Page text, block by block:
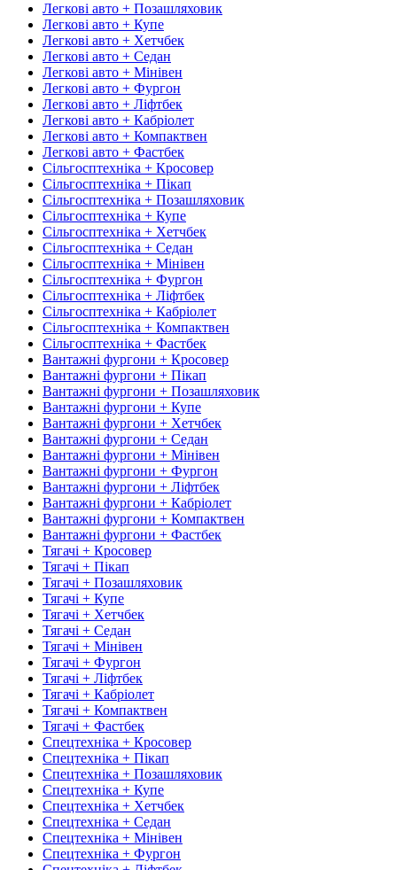
Легкові авто + Позашляховик
Легкові авто + Купе
Легкові авто + Хетчбек
Легкові авто + Седан
Легкові авто + Мінівен
Легкові авто + Фургон
Легкові авто + Ліфтбек
Легкові авто + Кабріолет
Легкові авто + Компактвен
Легкові авто + Фастбек
Сільгосптехніка + Кросовер
Сільгосптехніка + Пікап
Сільгосптехніка + Позашляховик
Сільгосптехніка + Купе
Сільгосптехніка + Хетчбек
Сільгосптехніка + Седан
Сільгосптехніка + Мінівен
Сільгосптехніка + Фургон
Сільгосптехніка + Ліфтбек
Сільгосптехніка + Кабріолет
Сільгосптехніка + Компактвен
Сільгосптехніка + Фастбек
Вантажні фургони + Кросовер
Вантажні фургони + Пікап
Вантажні фургони + Позашляховик
Вантажні фургони + Купе
Вантажні фургони + Хетчбек
Вантажні фургони + Седан
Вантажні фургони + Мінівен
Вантажні фургони + Фургон
Вантажні фургони + Ліфтбек
Вантажні фургони + Кабріолет
Вантажні фургони + Компактвен
Вантажні фургони + Фастбек
Тягачі + Кросовер
Тягачі + Пікап
Тягачі + Позашляховик
Тягачі + Купе
Тягачі + Хетчбек
Тягачі + Седан
Тягачі + Мінівен
Тягачі + Фургон
Тягачі + Ліфтбек
Тягачі + Кабріолет
Тягачі + Компактвен
Тягачі + Фастбек
Спецтехніка + Кросовер
Спецтехніка + Пікап
Спецтехніка + Позашляховик
Спецтехніка + Купе
Спецтехніка + Хетчбек
Спецтехніка + Седан
Спецтехніка + Мінівен
Спецтехніка + Фургон